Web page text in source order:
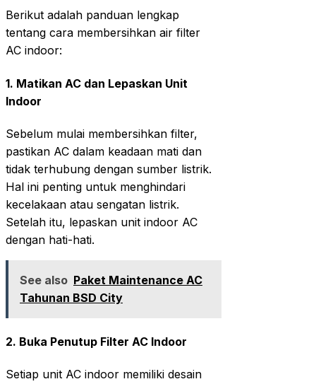
Berikut adalah panduan lengkap
tentang cara membersihkan air filter
AC indoor:
1. Matikan AC dan Lepaskan Unit
Indoor
Sebelum mulai membersihkan filter,
pastikan AC dalam keadaan mati dan
tidak terhubung dengan sumber listrik.
Hal ini penting untuk menghindari
kecelakaan atau sengatan listrik.
Setelah itu, lepaskan unit indoor AC
dengan hati-hati.
See also Paket Maintenance AC
Tahunan BSD City
2. Buka Penutup Filter AC Indoor
Setiap unit AC indoor memiliki desain